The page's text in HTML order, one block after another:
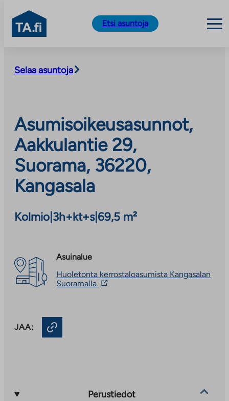
sisältöön
TA.fi
Etsi asuntoja
Selaa asuntoja
Asumisoikeusasunnot,
Aakkulantie 29,
Suorama, 36220,
Kangasala
Kolmio 3h+kt+s| 69,5 m²
Asuinalue
Huoletonta kerrostaloasumista Kangasalan
Suoramalla Linkki
JAA:
Perustiedot